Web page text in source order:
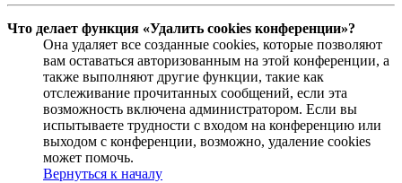
Что делает функция «Удалить cookies конференции»?
Она удаляет все созданные cookies, которые позволяют
вам оставаться авторизованным на этой конференции, а
также выполняют другие функции, такие как
отслеживание прочитанных сообщений, если эта
возможность включена администратором. Если вы
испытываете трудности с входом на конференцию или
выходом с конференции, возможно, удаление cookies
может помочь.
Вернуться к началу